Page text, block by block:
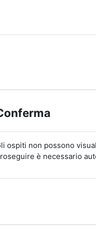
ospiti non possono
è necessario